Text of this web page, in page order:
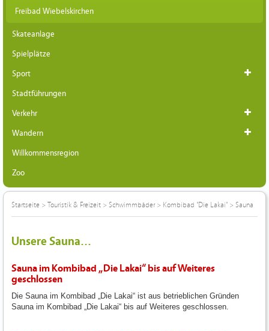
Freibad Wiebelskirchen
Skateanlage
Spielplätze
Sport
Stadtführungen
Verkehr
Wandern
Willkommensregion
Zoo
Startseite > Touristik & Freizeit > Schwimmbäder> Kombibad "Die Lakai" > Sauna
Unsere Sauna...
Sauna im Kombibad „Die Lakai“ bis auf Weiteres
geschlossen
Die Sauna im Kombibad „Die Lakai“ ist aus betrieblichen Gründen
Sauna im Kombibad „Die Lakai“ bis auf Weiteres geschlossen.